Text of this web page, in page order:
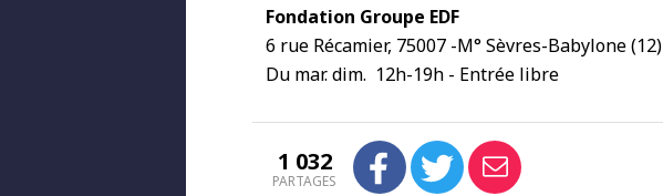
Fondation Groupe EDF
6 rue Récamier, 75007 -M° Sèvres-Babylone (12)
Du mar. dim. 12h-19h - Entrée libre
1 032
PARTAGES